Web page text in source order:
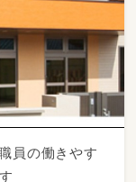
員の働きやす